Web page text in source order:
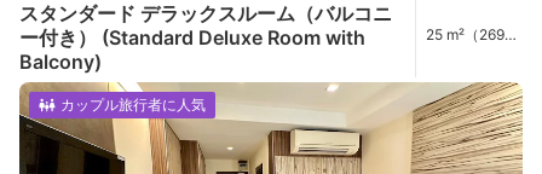
スタンダード デラックスルーム（バルコニ
ー付き） (Standard Deluxe Room with
Balcony)
25 m²（269
カップル旅行者に人気